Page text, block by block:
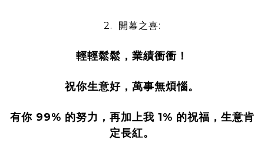
2. 開幕之喜:
輕輕鬆鬆，業績衝衝！
祝你生意好，萬事無煩惱。
有你 99% 的努力，再加上我 1% 的祝福，生意肯
定長紅。